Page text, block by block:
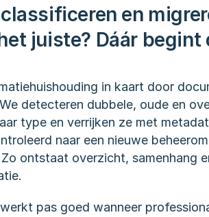
en
juiste? Dáár begint
in kaart door
detecteren dubbele, oude en
type en verrijken ze met
naar een nieuwe
ontstaat overzicht, samenhang
pas goed wanneer